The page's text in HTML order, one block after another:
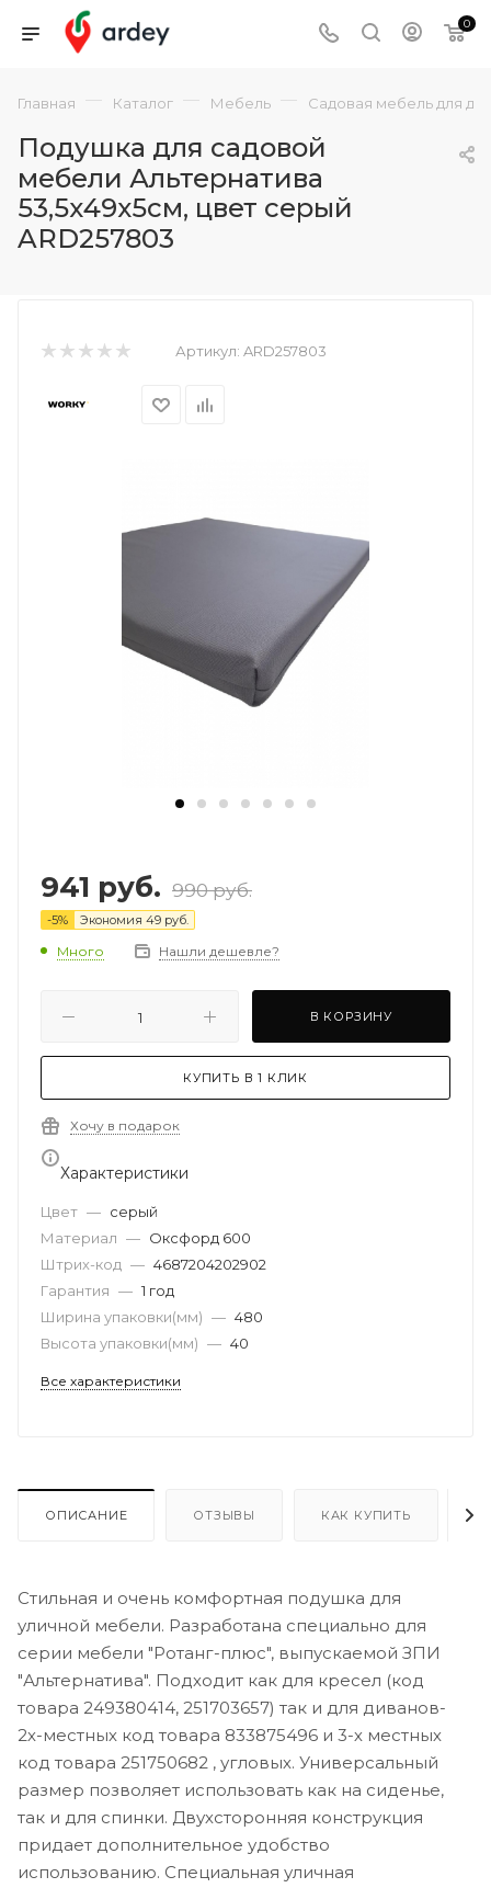
0
Главная — Каталог — Мебель — Садовая мебель для
Подушка для садовой
мебели Альтернатива
53,5х49х5см, цвет серый
ARD257803
Артикул: ARD257803
941 руб. 990руб.
-5% Экономия 49 руб.
Много Нашли дешевле?
В КОРЗИНУ
КУПИТЬ В 1 КЛИК
Хочу в подарок
Характеристики
Цвет — серый
Материал — Оксфорд 600
Штрих-код — 4687204202902
Гарантия — 1 год
Ширина упаковки(мм) — 480
Высота упаковки(мм) — 40
Все характеристики
ОПИСАНИЕ ОТЗЫВЫ КАК КУПИТЬ
Стильная и очень комфортная подушка для
уличной мебели. Разработана специально для
серии мебели "Ротанг-плюс", выпускаемой ЗПИ
"Альтернатива". Подходит как для кресел (код
товара 249380414, 251703657) так и для диванов-
2х-местных код товара 833875496 и 3-х местных
код товара 251750682 , угловых. Универсальный
размер позволяет использовать как на сиденье,
так и для спинки. Двухсторонняя конструкция
придает дополнительное удобство
использованию. Специальная уличная